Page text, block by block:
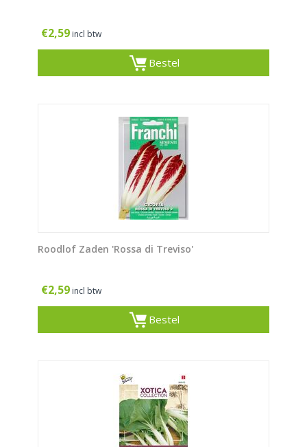
€2,59 incl btw
Bestel
Roodlof Zaden 'Rossa di Treviso'
€2,59 incl btw
Bestel